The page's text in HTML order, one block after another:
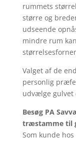
rummets
større og
udseende
mindre rum
Valget af de
personlig
udvælge gulvet
Besøg PA
træstamme til
Som kunde